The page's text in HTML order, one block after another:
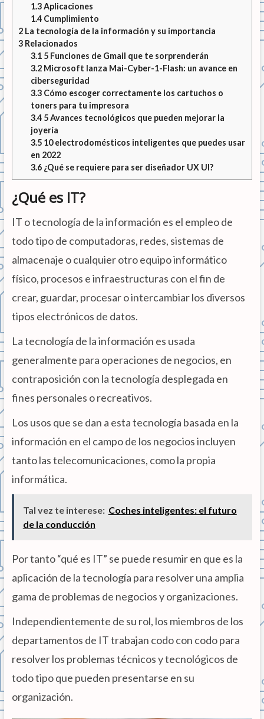
1.3Aplicaciones
1.4 Cumplimiento
2La tecnología de la información y su importancia
3Relacionados
3.1 5 Funciones de Gmail que te sorprenderán
3.2 Microsoft lanza Mai-Cyber-1-Flash: un avance en
ciberseguridad
3.3 Cómo escoger correctamente los cartuchos o
toners para tu impresora
3.4 5 Avances tecnológicos que pueden mejorar la
joyería
3.5 10 electrodomésticos inteligentes que puedes usar
en 2022
3.6 ¿Qué se requiere para ser diseñador UX UI?
¿Qué es IT?
IT o tecnología de la información es el empleo de
todo tipo de computadoras, redes, sistemas de
almacenaje o cualquier otro equipo informático
físico, procesos e infraestructuras con el fin de
crear, guardar, procesar o intercambiar los diversos
tipos electrónicos de datos.
La tecnología de la información es usada
generalmente para operaciones de negocios, en
contraposición con la tecnología desplegada en
fines personales o recreativos.
Los usos que se dan a esta tecnología basada en la
información en el campo de los negocios incluyen
tanto las telecomunicaciones, como la propia
informática.
Tal vez te interese: Coches inteligentes: el futuro
de la conducción
Por tanto “qué es IT” se puede resumir en que es la
aplicación de la tecnología para resolver una amplia
gama de problemas de negocios y organizaciones.
Independientemente de su rol, los miembros de los
departamentos de IT trabajan codo con codo para
resolver los problemas técnicos y tecnológicos de
todo tipo que pueden presentarse en su
organización.